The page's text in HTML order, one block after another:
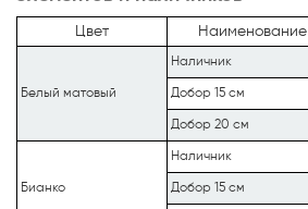
Цвет Наименование
Белый матовый
Наличник
Добор 15 см
Добор 20 см
Бианко
Наличник
Добор 15 см